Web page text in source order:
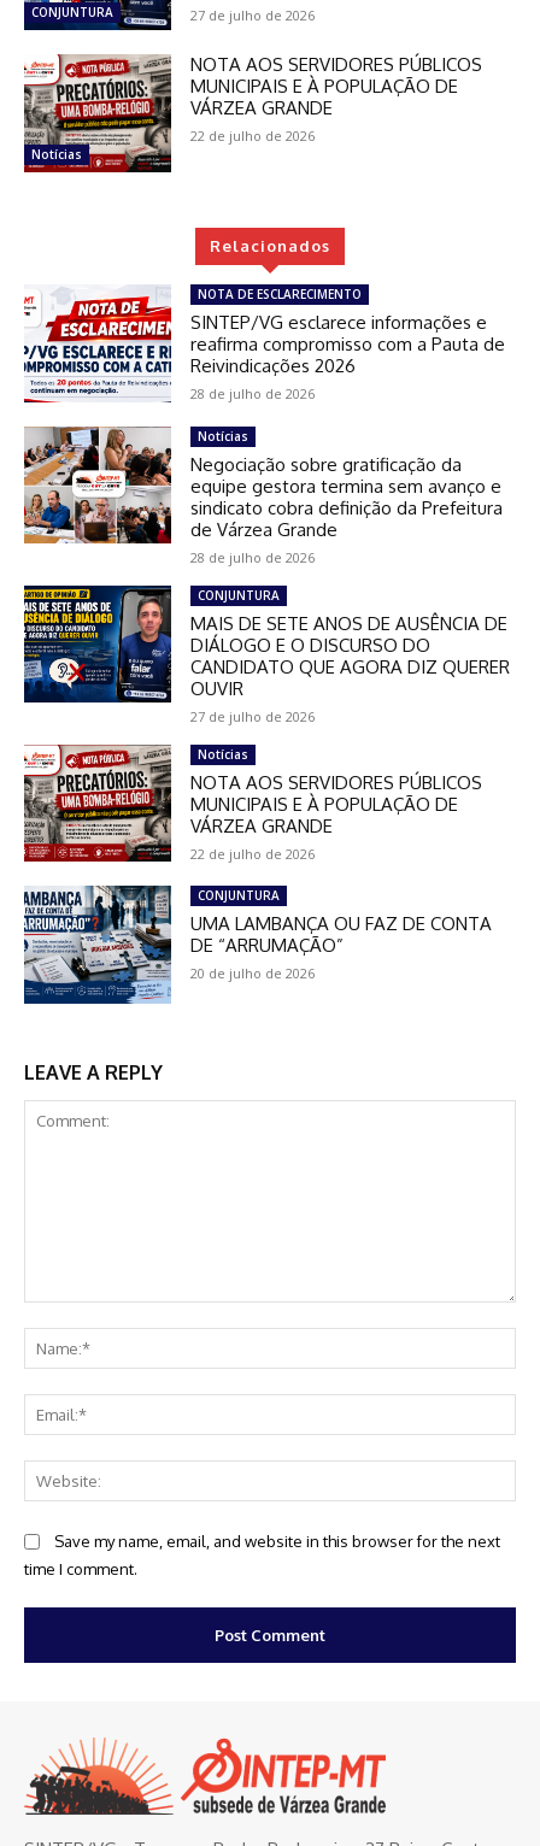
CONJUNTURA 27 de julho de 2026
Notícias
NOTA AOS SERVIDORES PÚBLICOS
MUNICIPAIS E À POPULAÇÃO DE
VÁRZEA GRANDE
22 de julho de 2026
Relacionados
NOTA DE ESCLARECIMENTO
SINTEP/VG esclarece informações e
reafirma compromisso com a Pauta de
Reivindicações 2026
28 de julho de 2026
Notícias
Negociação sobre gratificação da
equipe gestora termina sem avanço e
sindicato cobra definição da Prefeitura
de Várzea Grande
28 de julho de 2026
CONJUNTURA
MAIS DE SETE ANOS DE AUSÊNCIA DE
DIÁLOGO E O DISCURSO DO
CANDIDATO QUE AGORA DIZ QUERER
OUVIR
27 de julho de 2026
Notícias
NOTA AOS SERVIDORES PÚBLICOS
MUNICIPAIS E À POPULAÇÃO DE
VÁRZEA GRANDE
22 de julho de 2026
CONJUNTURA
UMA LAMBANÇA OU FAZ DE CONTA
DE “ARRUMAÇÃO”
20 de julho de 2026
LEAVE A REPLY
Save my name, email, and website in this browser for the next
time I comment.